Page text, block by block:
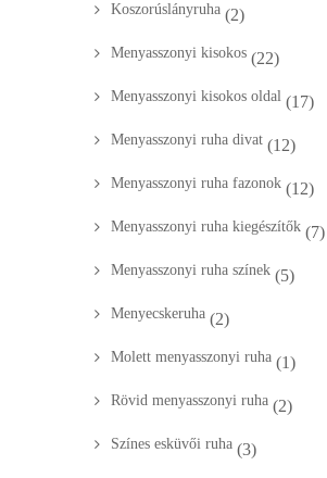
Koszorúslányruha (2)
Menyasszonyi kisokos (22)
Menyasszonyi kisokos oldal (17)
Menyasszonyi ruha divat (12)
Menyasszonyi ruha fazonok (12)
Menyasszonyi ruha kiegészítők (7)
Menyasszonyi ruha színek (5)
Menyecskeruha (2)
Molett menyasszonyi ruha (1)
Rövid menyasszonyi ruha (2)
Színes esküvői ruha (3)